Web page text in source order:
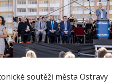
soutěži města Ostravy